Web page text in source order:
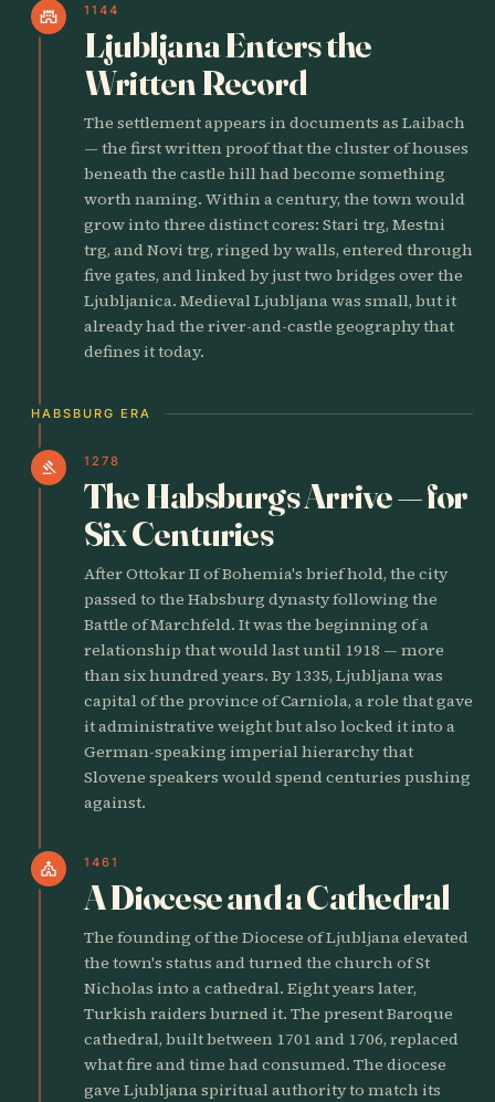
castle 1144
Ljubljana Enters the
Written Record
The settlement appears in documents as Laibach
— the first written proof that the cluster of houses
beneath the castle hill had become something
worth naming. Within a century, the town would
grow into three distinct cores: Stari trg, Mestni
trg, and Novi trg, ringed by walls, entered through
five gates, and linked by just two bridges over the
Ljubljanica. Medieval Ljubljana was small, but it
already had the river-and-castle geography that
defines it today.
HABSBURG ERA
gavel 1278
The Habsburgs Arrive — for
Six Centuries
After Ottokar II of Bohemia's brief hold, the city
passed to the Habsburg dynasty following the
Battle of Marchfeld. It was the beginning of a
relationship that would last until 1918 — more
than six hundred years. By 1335, Ljubljana was
capital of the province of Carniola, a role that gave
it administrative weight but also locked it into a
German-speaking imperial hierarchy that
Slovene speakers would spend centuries pushing
against.
church 1461
A Diocese and a Cathedral
The founding of the Diocese of Ljubljana elevated
the town's status and turned the church of St
Nicholas into a cathedral. Eight years later,
Turkish raiders burned it. The present Baroque
cathedral, built between 1701 and 1706, replaced
what fire and time had consumed. The diocese
gave Ljubljana spiritual authority to match its